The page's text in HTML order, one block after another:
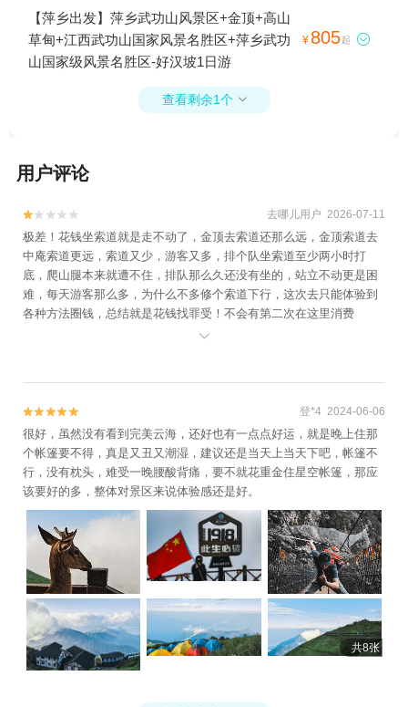
【萍乡出发】萍乡武功山风景区+金顶+高山
草甸+江西武功山国家风景名胜区+萍乡武功
山国家级风景名胜区-好汉坡1日游
¥ 805起 
查看剩余1个 
用户评论

 去哪儿用户 2026-07-11
极差！花钱坐索道就是走不动了，金顶去索道还那么远，金顶索道去
中庵索道更远，索道又少，游客又多，排个队坐索道至少两小时打
底，爬山腿本来就遭不住，排队那么久还没有坐的，站立不动更是困
难，每天游客那么多，为什么不多修个索道下行，这次去只能体验到
各种方法圈钱，总结就是花钱找罪受！不会有第二次在这里消费


 登*4 2024-06-06
很好，虽然没有看到完美云海，还好也有一点点好运，就是晚上住那
个帐篷要不得，真是又丑又潮湿，建议还是当天上当天下吧，帐篷不
行，没有枕头，难受一晚腰酸背痛，要不就花重金住星空帐篷，那应
该要好的多，整体对景区来说体验感还是好。
共8张